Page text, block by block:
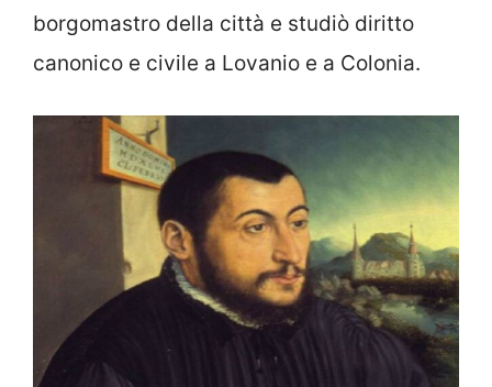
borgomastro della città e studiò diritto
canonico e civile a Lovanio e a Colonia.